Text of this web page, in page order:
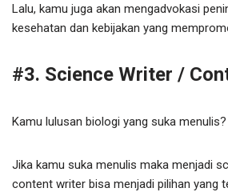
Lalu, kamu juga akan mengadvokasi
kesehatan dan kebijakan yang
#3. Science Writer /
Kamu lulusan biologi yang suka menulis?
Jika kamu suka menulis maka menjadi
content writer bisa menjadi pilihan yang